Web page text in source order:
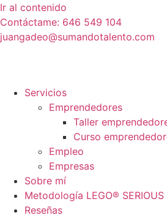
Ir al contenido
Contáctame: 646 549 104
juangadeo@sumandotalento.com
Servicios
Emprendedores
Taller
Curso
Empleo
Empresas
Sobre mí
Metodología LEGO® SERIOUS
Reseñas